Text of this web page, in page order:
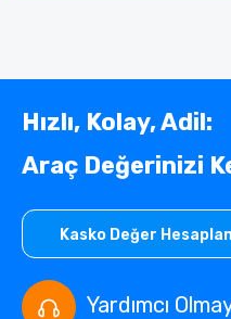
Hızlı, Kolay, Adil:
Araç Değerinizi
Kasko Değer
Yardımcı